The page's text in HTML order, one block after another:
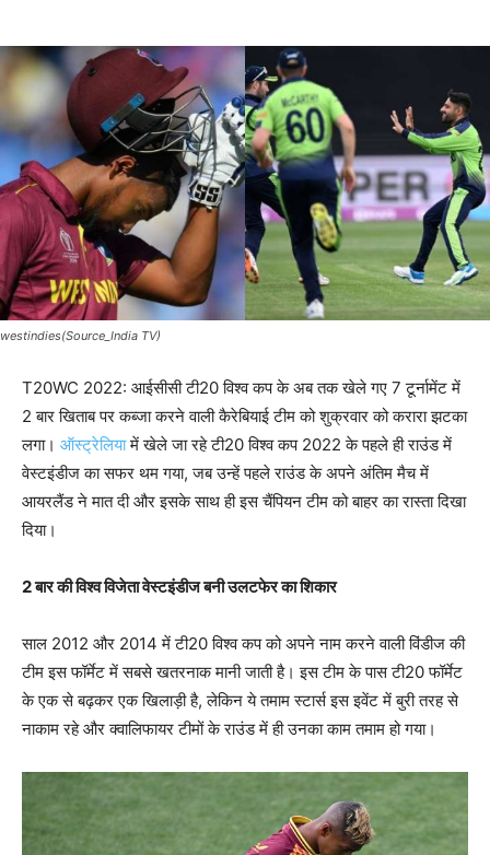
westindies(Source_India TV)
T20WC 2022: आईसीसी टी20 विश्व कप के अब तक खेले गए 7 टूर्नामेंट में
2 बार खिताब पर कब्जा करने वाली कैरेबियाई टीम को शुक्रवार को करारा झटका
लगा। ऑस्ट्रेलियामें खेले जा रहे टी20 विश्व कप 2022 के पहले ही राउंड में
वेस्टइंडीज का सफर थम गया, जब उन्हें पहले राउंड के अपने अंतिम मैच में
आयरलैंड ने मात दी और इसके साथ ही इस चैंपियन टीम को बाहर का रास्ता दिखा
दिया।
2 बार की विश्व विजेता वेस्टइंडीज बनी उलटफेर का शिकार
साल 2012 और 2014 में टी20 विश्व कप को अपने नाम करने वाली विंडीज की
टीम इस फॉर्मेट में सबसे खतरनाक मानी जाती है। इस टीम के पास टी20 फॉर्मेट
के एक से बढ़कर एक खिलाड़ी है, लेकिन ये तमाम स्टार्स इस इवेंट में बुरी तरह से
नाकाम रहे और क्वालिफायर टीमों के राउंड में ही उनका काम तमाम हो गया।